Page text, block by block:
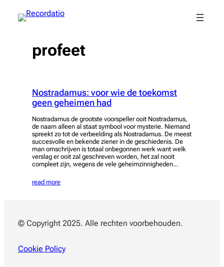
naar
profeet
Nostradamus: voor wie de toekomst
geen geheimen had
Nostradamus de grootste voorspeller ooit Nostradamus,
de naam alleen al staat symbool voor mysterie. Niemand
spreekt zo tot de verbeelding als Nostradamus. De meest
succesvolle en bekende ziener in de geschiedenis. De
man omschrijven is totaal onbegonnen werk want welk
verslag er ooit zal geschreven worden, het zal nooit
compleet zijn, wegens de vele geheimzinnigheden…
read more
© Copyright 2025. Alle rechten voorbehouden.
Cookie Policy